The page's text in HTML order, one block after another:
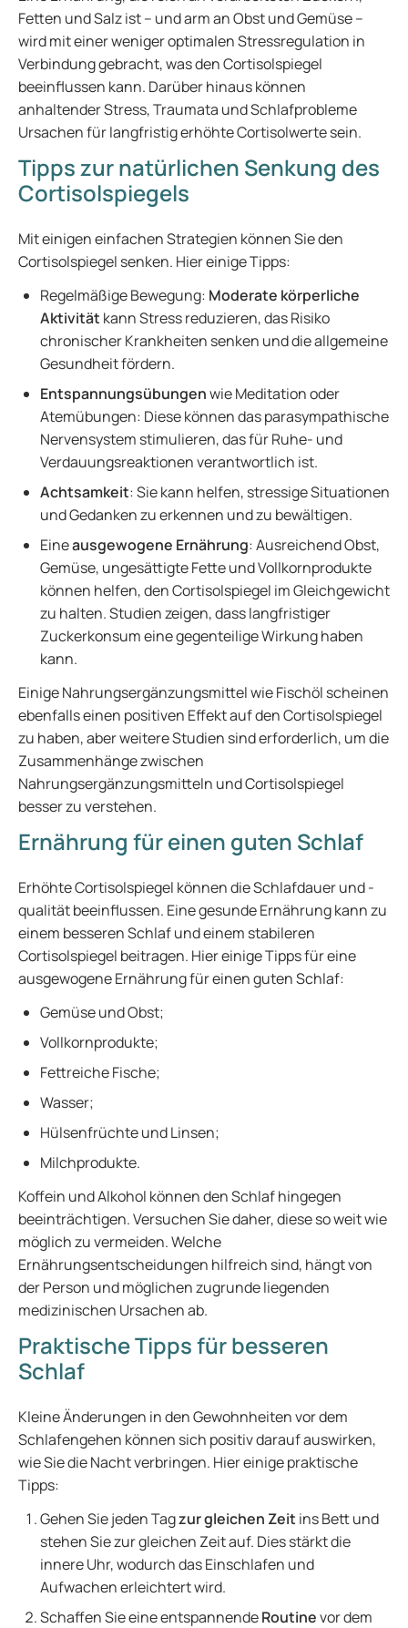
Fetten und Salz ist – und arm an Obst und Gemüse –
wird mit einer weniger optimalen Stressregulation in
Verbindung gebracht, was den Cortisolspiegel
beeinflussen kann. Darüber hinaus können
anhaltender Stress, Traumata und Schlafprobleme
Ursachen für langfristig erhöhte Cortisolwerte sein.
Tipps zur natürlichen Senkung des
Cortisolspiegels
Mit einigen einfachen Strategien können Sie den
Cortisolspiegel senken. Hier einige Tipps:
Regelmäßige Bewegung: Moderate körperliche
Aktivität kann Stress reduzieren, das Risiko
chronischer Krankheiten senken und die allgemeine
Gesundheit fördern.
Entspannungsübungenwie Meditation oder
Atemübungen: Diese können das parasympathische
Nervensystem stimulieren, das für Ruhe- und
Verdauungsreaktionen verantwortlich ist.
Achtsamkeit: Sie kann helfen, stressige Situationen
und Gedanken zu erkennen und zu bewältigen.
Eineausgewogene Ernährung: Ausreichend Obst,
Gemüse, ungesättigte Fette und Vollkornprodukte
können helfen, den Cortisolspiegel im Gleichgewicht
zu halten. Studien zeigen, dass langfristiger
Zuckerkonsum eine gegenteilige Wirkung haben
kann.
Einige Nahrungsergänzungsmittel wie Fischöl scheinen
ebenfalls einen positiven Effekt auf den Cortisolspiegel
zu haben, aber weitere Studien sind erforderlich, um die
Zusammenhänge zwischen
Nahrungsergänzungsmitteln und Cortisolspiegel
besser zu verstehen.
Ernährung für einen guten Schlaf
Erhöhte Cortisolspiegel können die Schlafdauer und -
qualität beeinflussen. Eine gesunde Ernährung kann zu
einem besseren Schlaf und einem stabileren
Cortisolspiegel beitragen. Hier einige Tipps für eine
ausgewogene Ernährung für einen guten Schlaf:
Gemüse und Obst;
Vollkornprodukte;
Fettreiche Fische;
Wasser;
Hülsenfrüchte und Linsen;
Milchprodukte.
Koffein und Alkohol können den Schlaf hingegen
beeinträchtigen. Versuchen Sie daher, diese so weit wie
möglich zu vermeiden. Welche
Ernährungsentscheidungen hilfreich sind, hängt von
der Person und möglichen zugrunde liegenden
medizinischen Ursachen ab.
Praktische Tipps für besseren
Schlaf
Kleine Änderungen in den Gewohnheiten vor dem
Schlafengehen können sich positiv darauf auswirken,
wie Sie die Nacht verbringen. Hier einige praktische
Tipps:
Gehen Sie jeden Tagzur gleichen Zeit ins Bett und
stehen Sie zur gleichen Zeit auf. Dies stärkt die
innere Uhr, wodurch das Einschlafen und
Aufwachen erleichtert wird.
Schaffen Sie eine entspannendeRoutinevor dem